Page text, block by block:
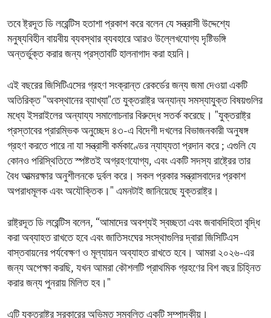
তবে ষ্ট্রদূত ডি লরেন্টিস হতাশা প্রকাশ করে বলেন যে সন্ত্রাসী উদ্দেশ্যে
মনুষ্যবিহীন বায়বীয় ব্যবস্থার ব্যবহারে আরও উল্লেখযোগ্য দৃষ্টিভঙ্গি
অন্তর্ভুক্ত করার জন্য প্রস্তাবটি হালনাগাদ করা হয়নি।
এই বছরের জিসিটিএসের গ্রহণ সংক্রান্ত রেকর্ডের জন্য জমা দেওয়া একটি
অতিরিক্ত "অবস্থানের ব্যাখ্যা"তে যুক্তরাষ্ট্র অন্যান্য সমস্যাযুক্ত বিষয়গুলির
মধ্যে ইসরাইলের অন্যায্য সমালোচনার বিরুদ্ধে সতর্ক করেছে। "যুক্তরাষ্ট্র
প্রস্তাবের প্রারম্ভিক অনুচ্ছেদ ৪৩-এ বিদেশী দখলের বিভাজনকারী অনুষঙ্গ
গ্রহণ করতে পারে না যা সন্ত্রাসী কর্মকাণ্ডের ন্যায্যতা প্রদান করে ; এগুলি যে
কোনও পরিস্থিতিতে স্পষ্টতই অগ্রহণযোগ্য, এবং একটি সদস্য রাষ্ট্রের তার
বৈধ আত্মরক্ষার অনুশীলনকে দুর্বল করে। সকল প্রকার সন্ত্রাসবাদের প্রকাশ
অপরাধমূলক এবং অযৌক্তিক।" এমনটাই জানিয়েছে যুক্তরাষ্ট্র।
রাষ্ট্রদূত ডি লরেন্টিস বলেন, “আমাদের অবশ্যই স্বচ্ছতা এবং জবাবদিহিতা বৃদ্ধি
করা অব্যাহত রাখতে হবে এবং জাতিসংঘের সংস্থাগুলির দ্বারা জিসিটিএস
বাস্তবায়নের পর্যবেক্ষণ ও মূল্যায়ন অব্যাহত রাখতে হবে। আমরা ২০২৬-এর
জন্য অপেক্ষা করছি, যখন আমরা কৌশলটি প্রাথমিক গ্রহণের বিশ বছর চিহ্নিত
করার জন্য পুনরায় মিলিত হব।"
এটি যুক্তরাষ্ট্র সরকারের অভিমত সম্বলিত একটি সম্পাদকীয়।